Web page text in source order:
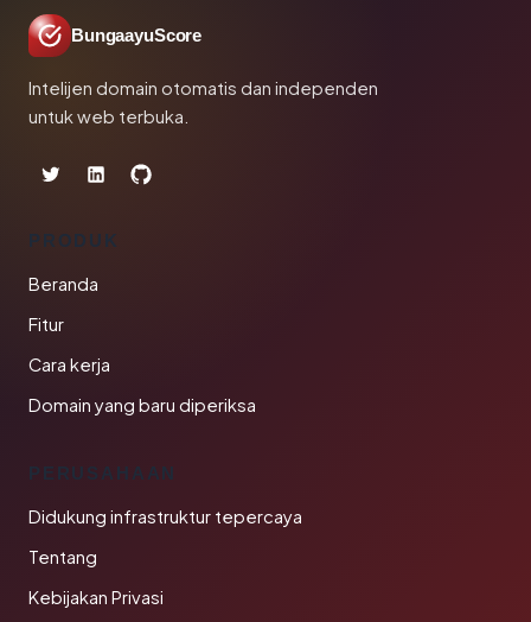
BungaayuScore
Intelijen domain otomatis dan independen
untuk web terbuka.
PRODUK
Beranda
Fitur
Cara kerja
Domain yang baru diperiksa
PERUSAHAAN
Didukung infrastruktur tepercaya
Tentang
Kebijakan Privasi